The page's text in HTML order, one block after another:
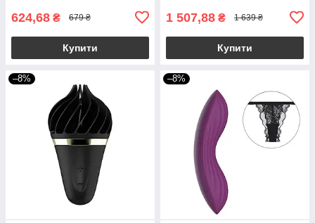
624,68 ₴ 679 ₴
Купити
1 507,88 ₴ 1 639 ₴
Купити
–8% –8%